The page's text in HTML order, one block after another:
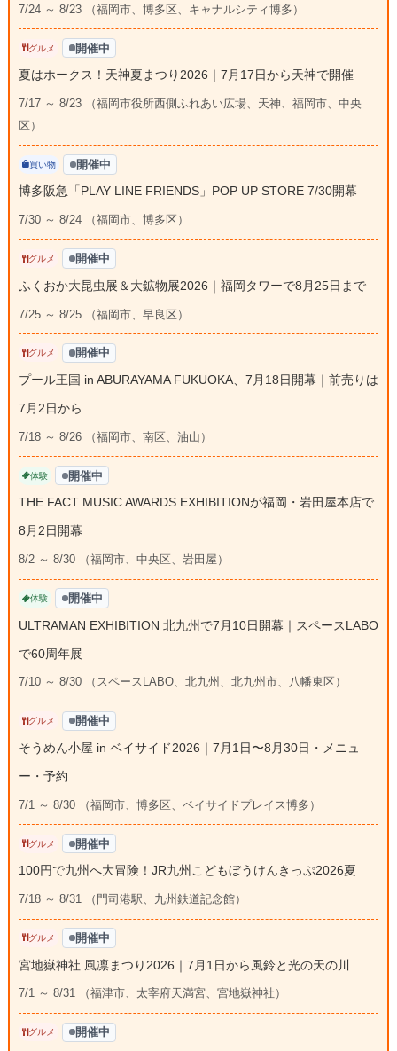
7/24 ～ 8/23 （福岡市、博多区、キャナルシティ博多）
グルメ 開催中
夏はホークス！天神夏まつり2026｜7月17日から天神で開催
7/17 ～ 8/23 （福岡市役所西側ふれあい広場、天神、福岡市、中央
区）
買い物 開催中
博多阪急「PLAY LINE FRIENDS」POP UP STORE 7/30開幕
7/30 ～ 8/24 （福岡市、博多区）
グルメ 開催中
ふくおか大昆虫展＆大鉱物展2026｜福岡タワーで8月25日まで
7/25 ～ 8/25 （福岡市、早良区）
グルメ 開催中
プール王国 in ABURAYAMA FUKUOKA、7月18日開幕｜前売りは
7月2日から
7/18 ～ 8/26 （福岡市、南区、油山）
体験 開催中
THE FACT MUSIC AWARDS EXHIBITIONが福岡・岩田屋本店で
8月2日開幕
8/2 ～ 8/30 （福岡市、中央区、岩田屋）
体験 開催中
ULTRAMAN EXHIBITION 北九州で7月10日開幕｜スペースLABO
で60周年展
7/10 ～ 8/30 （スペースLABO、北九州、北九州市、八幡東区）
グルメ 開催中
そうめん小屋 in ベイサイド2026｜7月1日〜8月30日・メニュ
ー・予約
7/1 ～ 8/30 （福岡市、博多区、ベイサイドプレイス博多）
グルメ 開催中
100円で九州へ大冒険！JR九州こどもぼうけんきっぷ2026夏
7/18 ～ 8/31 （門司港駅、九州鉄道記念館）
グルメ 開催中
宮地嶽神社 風凛まつり2026｜7月1日から風鈴と光の天の川
7/1 ～ 8/31 （福津市、太宰府天満宮、宮地嶽神社）
グルメ 開催中